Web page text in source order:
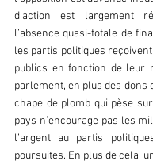
d’action est largement
l’absence quasi-totale de
les partis politiques
publics en fonction de leur
parlement, en plus des dons
chape de plomb qui pèse
pays n’encourage pas les
l’argent au partis
poursuites. En plus de cela,